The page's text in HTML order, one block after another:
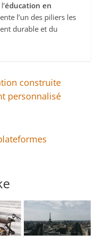
éducation en
l’un des piliers les
durable et du
construite
personnalisé